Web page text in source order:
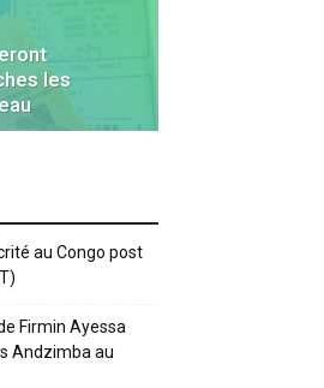
les
au Congo post
Firmin Ayessa
Andzimba au